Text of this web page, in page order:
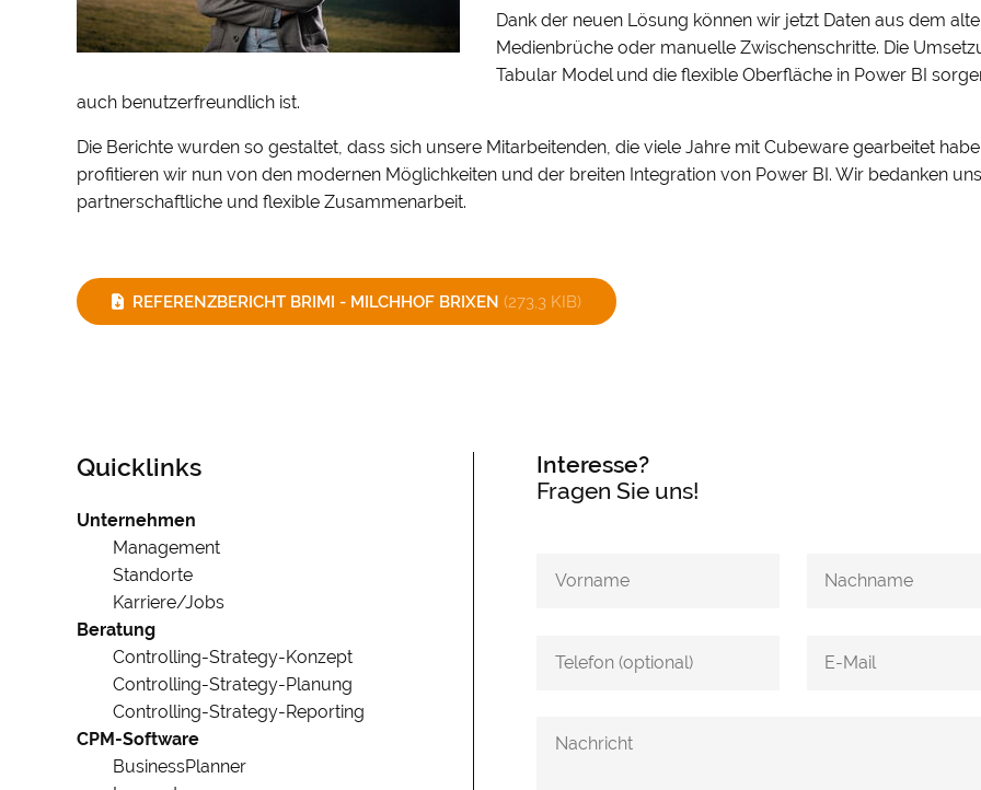
Dank der neuen Lösung können wir jetzt Daten aus dem
Medienbrüche oder manuelle Zwischenschritte. Die
Tabular Model und die flexible Oberfläche in Power BI
auch benutzerfreundlich ist.
Die Berichte wurden so gestaltet, dass sich unsere Mitarbeitenden, die viele Jahre mit Cubeware gearbeitet
profitieren wir nun von den modernen Möglichkeiten und der breiten Integration von Power BI. Wir bedanken
partnerschaftliche und flexible Zusammenarbeit.
REFERENZBERICHT BRIMI - MILCHHOF BRIXEN (273,3 KIB)
Quicklinks
Navigation
überspringen
Unternehmen
Management
Standorte
Karriere/Jobs
Beratung
Controlling-Strategy-Konzept
Controlling-Strategy-Planung
Controlling-Strategy-Reporting
CPM-Software
BusinessPlanner
Interesse?
Fragen Sie uns!